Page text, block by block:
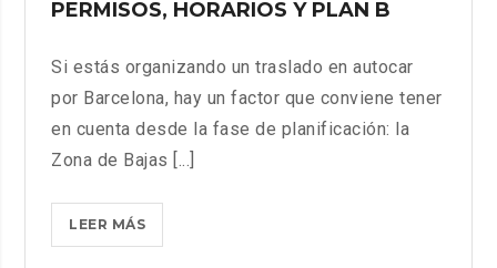
PERMISOS, HORARIOS Y PLAN B
Si estás organizando un traslado en autocar
por Barcelona, hay un factor que conviene tener
en cuenta desde la fase de planificación: la
Zona de Bajas [...]
LEER MÁSZBE
BARCELONA